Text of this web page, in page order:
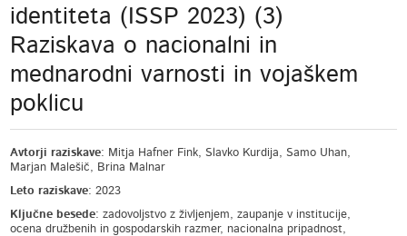
identiteta (ISSP 2023) (3)
Raziskava o nacionalni in
mednarodni varnosti in vojaškem
poklicu
Avtorji raziskave: Mitja Hafner Fink, Slavko Kurdija, Samo Uhan,
Marjan Malešič, Brina Malnar
Leto raziskave: 2023
Ključne besede: zadovoljstvo z življenjem, zaupanje v institucije,
ocena družbenih in gospodarskih razmer, nacionalna pripadnost,